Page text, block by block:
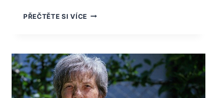
PŘEČTĚTE SI VÍCENEJDIVNĚJŠÍ